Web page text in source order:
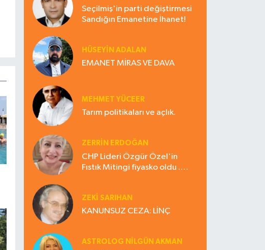
Seçilmiş'in parti değiştirmesi
Sandığın Emanetine İhanet!
HÜSEYIN ADALAN
EMANET MİRAS VE DAVA
MEHMET YÜCEER
Tarım politikaları ve açlık.
ZERRIN ERDOĞAN
CHP Lideri Özgür Özel'in
Fıstık Mitingi fiyasko oldu .
ZEKI SARIHAN
KANUNSUZ CEZA: LİNÇ
ASTROLOG NILGÜN AKMAN